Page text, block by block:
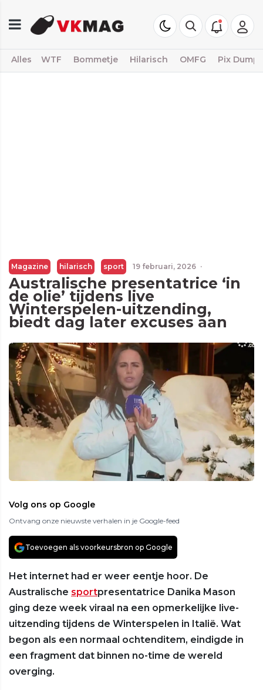
Alles WTF Bommetje Hilarisch OMFG Pix Dump
Magazine hilarisch sport 19 februari, 2026 ·
Australische presentatrice ‘in
de olie’ tijdens live
Winterspelen-uitzending,
biedt dag later excuses aan
Volg ons op Google
Ontvang onze nieuwste verhalen in je Google-feed
Toevoegen als voorkeursbron op Google
Het internet had er weer eentje hoor. De
Australische sportpresentatrice Danika Mason
ging deze week viraal na een opmerkelijke live-
uitzending tijdens de Winterspelen in Italië. Wat
begon als een normaal ochtenditem, eindigde in
een fragment dat binnen no-time de wereld
overging.